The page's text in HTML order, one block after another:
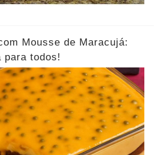
Mousse de Maracujá:
para todos!